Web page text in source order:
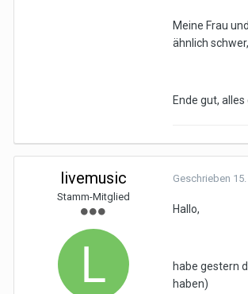
Meine Frau
ähnlich
Ende gut, alles
livemusic
Stamm-Mitglied
Geschrieben
Hallo,
habe gestern
haben)